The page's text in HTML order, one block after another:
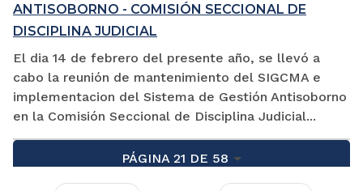
ANTISOBORNO - COMISIÓN SECCIONAL DE
DISCIPLINA JUDICIAL
El dia 14 de febrero del presente año, se llevó a
cabo la reunión de mantenimiento del SIGCMA e
implementacion del Sistema de Gestión Antisoborno
en la Comisión Seccional de Disciplina Judicial...
PÁGINA 21 DE 58